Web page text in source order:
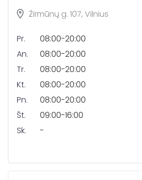
Žirmūnų g. 107, Vilnius
Pr.
08:00-20:00
An.
08:00-20:00
Tr.
08:00-20:00
Kt.
08:00-20:00
Pn.
08:00-20:00
Št.
09:00-16:00
Sk.
-